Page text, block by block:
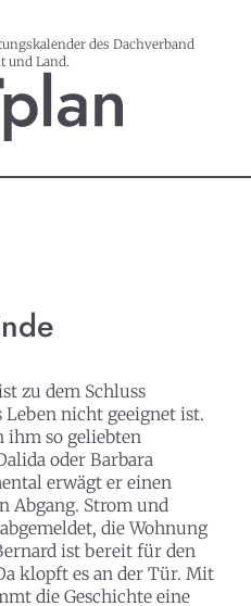
des Dachverband
und Land.
zu dem Schluss
Leben nicht geeignet ist.
ihm so geliebten
oder Barbara
erwägt er einen
Abgang. Strom und
die Wohnung
ist bereit für den
klopft es an der Tür. Mit
die Geschichte eine